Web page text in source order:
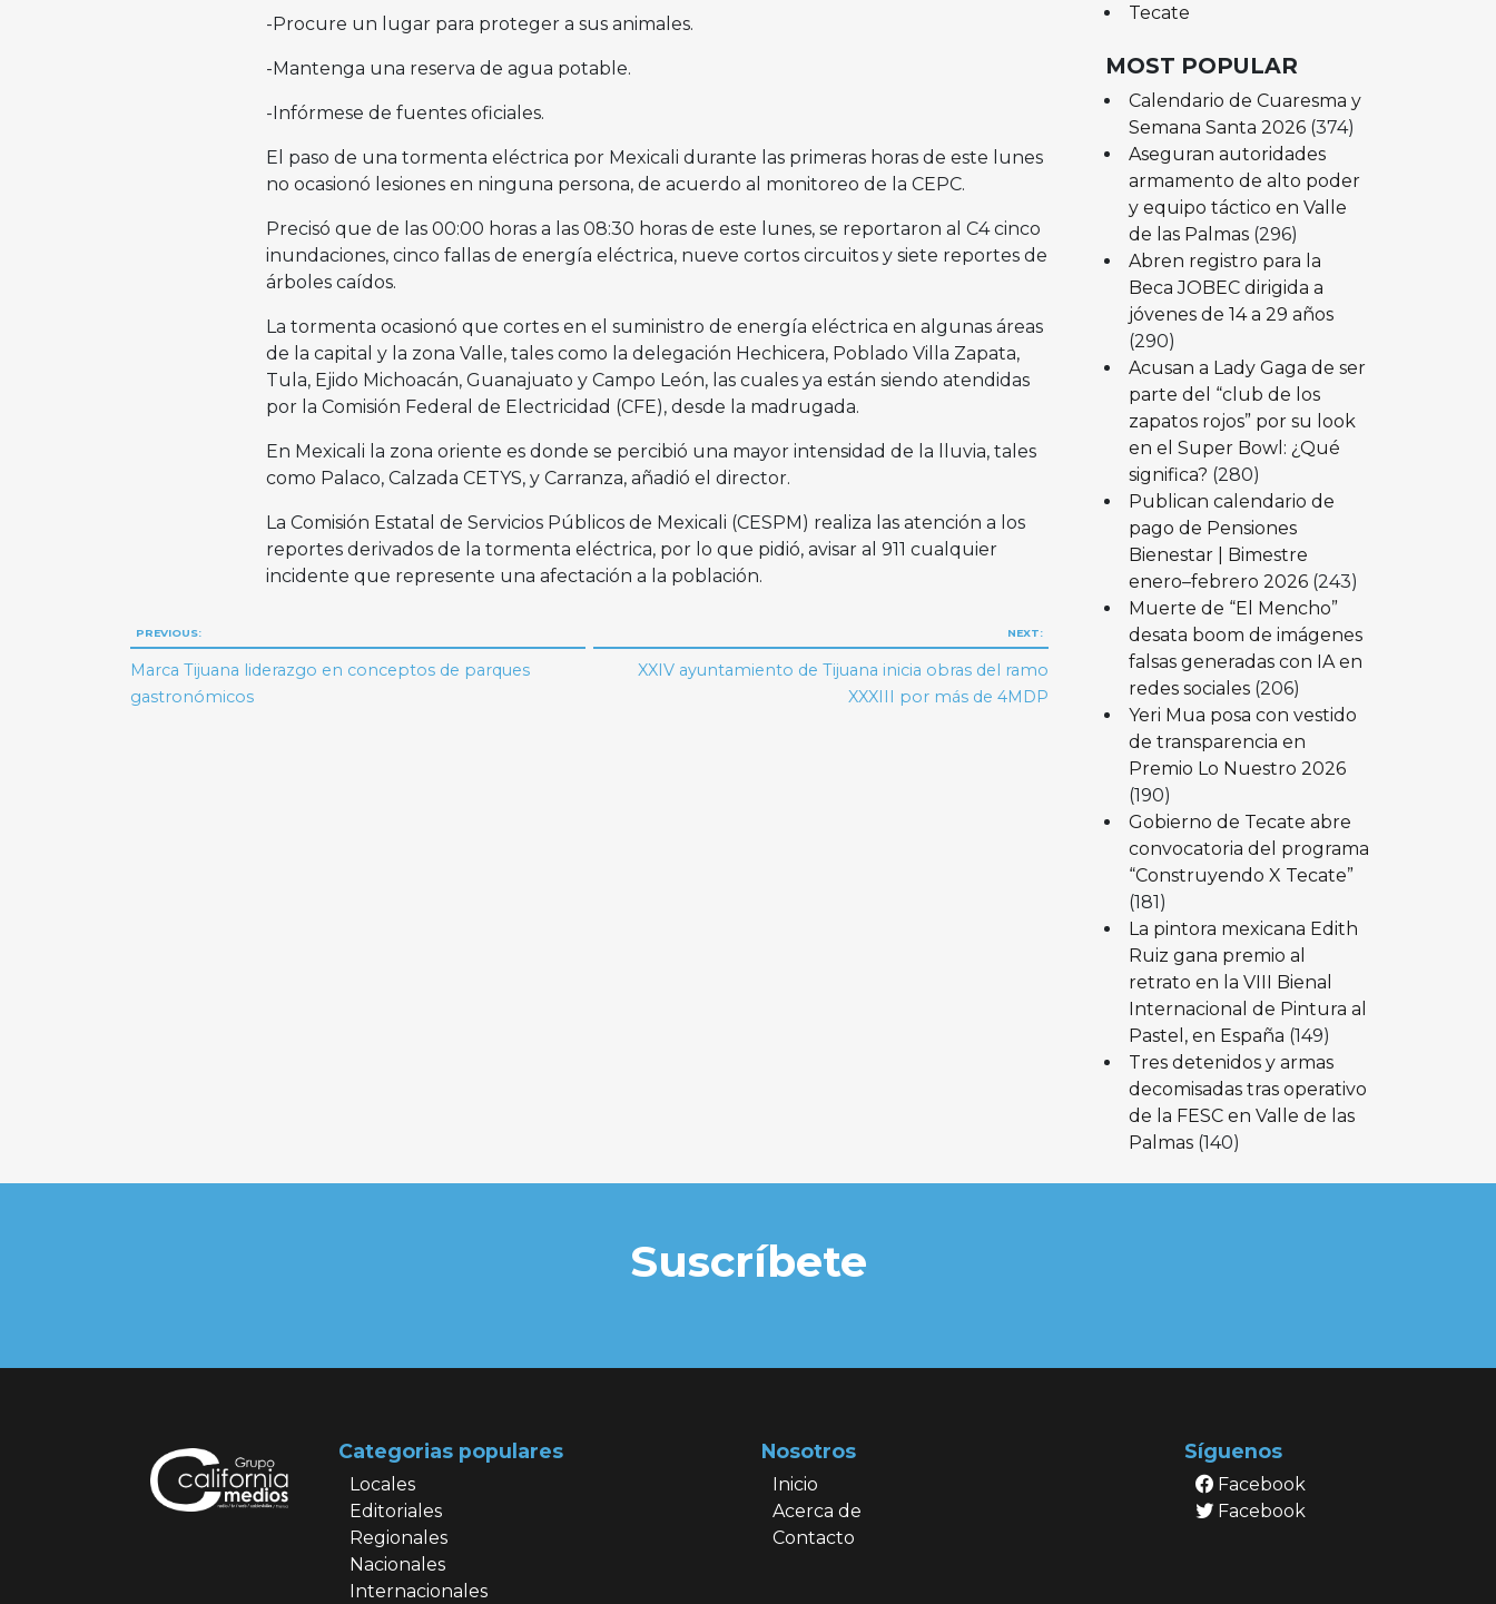
-Procure un lugar para proteger a sus animales.
-Mantenga una reserva de agua potable.
-Infórmese de fuentes oficiales.
El paso de una tormenta eléctrica por Mexicali durante las primeras horas de este lunes
no ocasionó lesiones en ninguna persona, de acuerdo al monitoreo de la CEPC.
Precisó que de las 00:00 horas a las 08:30 horas de este lunes, se reportaron al C4 cinco
inundaciones, cinco fallas de energía eléctrica, nueve cortos circuitos y siete reportes de
árboles caídos.
La tormenta ocasionó que cortes en el suministro de energía eléctrica en algunas áreas
de la capital y la zona Valle, tales como la delegación Hechicera, Poblado Villa Zapata,
Tula, Ejido Michoacán, Guanajuato y Campo León, las cuales ya están siendo atendidas
por la Comisión Federal de Electricidad (CFE), desde la madrugada.
En Mexicali la zona oriente es donde se percibió una mayor intensidad de la lluvia, tales
como Palaco, Calzada CETYS, y Carranza, añadió el director.
La Comisión Estatal de Servicios Públicos de Mexicali (CESPM) realiza las atención a los
reportes derivados de la tormenta eléctrica, por lo que pidió, avisar al 911 cualquier
incidente que represente una afectación a la población.
Navegación
de
PREVIOUS:
Marca Tijuana liderazgo en conceptos de parques
gastronómicos
NEXT:
XXIV ayuntamiento de Tijuana inicia obras del ramo
XXXIII por más de 4MDP
Tecate
MOST POPULAR
Calendario de Cuaresma y
Semana Santa 2026 (374)
Aseguran autoridades
armamento de alto poder
y equipo táctico en Valle
de las Palmas (296)
Abren registro para la
Beca JOBEC dirigida a
jóvenes de 14 a 29 años
(290)
Acusan a Lady Gaga de ser
parte del “club de los
zapatos rojos” por su look
en el Super Bowl: ¿Qué
significa? (280)
Publican calendario de
pago de Pensiones
Bienestar | Bimestre
enero–febrero 2026 (243)
Muerte de “El Mencho”
desata boom de imágenes
falsas generadas con IA en
redes sociales (206)
Yeri Mua posa con vestido
de transparencia en
Premio Lo Nuestro 2026
(190)
Gobierno de Tecate abre
convocatoria del programa
“Construyendo X Tecate”
(181)
La pintora mexicana Edith
Ruiz gana premio al
retrato en la VIII Bienal
Internacional de Pintura al
Pastel, en España (149)
Tres detenidos y armas
decomisadas tras operativo
de la FESC en Valle de las
Palmas (140)
Suscríbete
Categorias populares
Locales
Editoriales
Regionales
Nacionales
Internacionales
Nosotros
Inicio
Acerca de
Contacto
Síguenos
Facebook
Facebook